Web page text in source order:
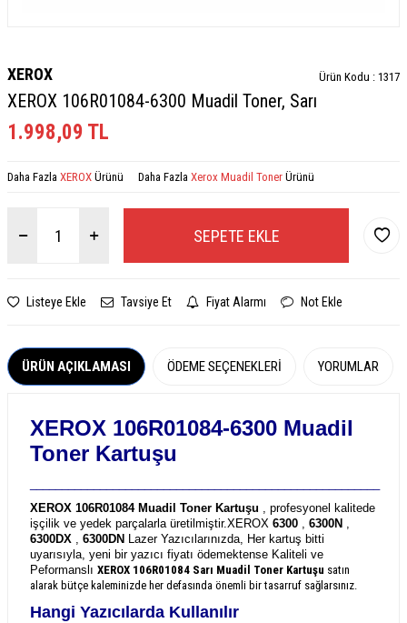
XEROX Ürün Kodu : 1317
XEROX 106R01084-6300 Muadil Toner, Sarı
1.998,09 TL
Daha Fazla XEROX Ürünü Daha Fazla Xerox Muadil Toner Ürünü
SEPETE EKLE
Listeye Ekle Tavsiye Et Fiyat Alarmı Not Ekle
ÜRÜN AÇIKLAMASI ÖDEME SEÇENEKLERI YORUMLAR
XEROX 106R01084-6300 Muadil
Toner Kartuşu
XEROX 106R01084 Muadil Toner Kartuşu , profesyonel kalitede
işçilik ve yedek parçalarla üretilmiştir.XEROX 6300 , 6300N ,
6300DX , 6300DN Lazer Yazıcılarınızda, Her kartuş bitti
uyarısıyla, yeni bir yazıcı fiyatı ödemektense Kaliteli ve
Peformanslı XEROX 106R01084 Sarı Muadil Toner Kartuşu satın
alarak bütçe kaleminizde her defasında önemli bir tasarruf sağlarsınız.
Hangi Yazıcılarda Kullanılır